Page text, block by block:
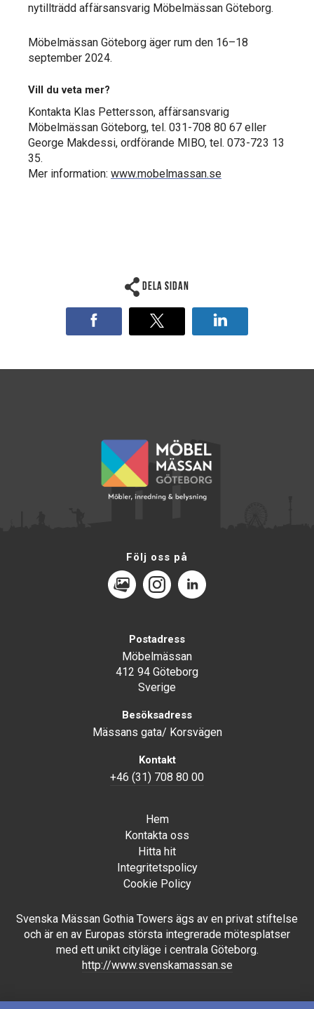
nytillträdd affärsansvarig Möbelmässan Göteborg.
Möbelmässan Göteborg äger rum den 16–18
september 2024.
Vill du veta mer?
Kontakta Klas Pettersson, affärsansvarig
Möbelmässan Göteborg, tel. 031-708 80 67 eller
George Makdessi, ordförande MIBO, tel. 073-723 13
35.
Mer information: www.mobelmassan.se
Dela sidan
Följ oss på
MediaPortalInstagramLinkedIn
Postadress
Möbelmässan
412 94 Göteborg
Sverige
Besöksadress
Mässans gata/ Korsvägen
Kontakt
+46 (31) 708 80 00
Hem
Kontakta oss
Hitta hit
Integritetspolicy
Cookie Policy
Svenska Mässan Gothia Towers ägs av en privat stiftelse
och är en av Europas största integrerade mötesplatser
med ett unikt cityläge i centrala Göteborg.
http://www.svenskamassan.se